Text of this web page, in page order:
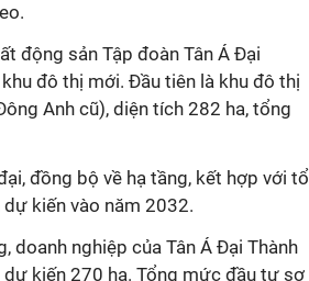
động sản Tập đoàn Tân Á Đại
đô thị mới. Đầu tiên là khu đô thị
Anh cũ), diện tích 282 ha, tổng
đồng bộ về hạ tầng, kết hợp với tổ
kiến vào năm 2032.
doanh nghiệp của Tân Á Đại Thành
kiến 270 ha. Tổng mức đầu tư sơ